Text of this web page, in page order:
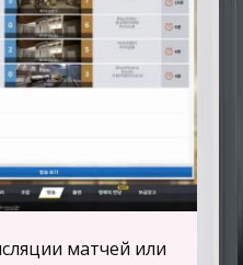
матчей или